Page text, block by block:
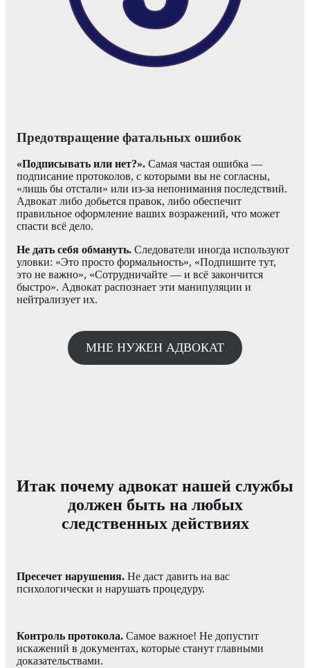
Предотвращение фатальных ошибок
«Подписывать или нет?». Самая частая ошибка —
подписание протоколов, с которыми вы не согласны,
«лишь бы отстали» или из-за непонимания последствий.
Адвокат либо добьется правок, либо обеспечит
правильное оформление ваших возражений, что может
спасти всё дело.
Не дать себя обмануть. Следователи иногда используют
уловки: «Это просто формальность», «Подпишите тут,
это не важно», «Сотрудничайте — и всё закончится
быстро». Адвокат распознает эти манипуляции и
нейтрализует их.
МНЕ НУЖЕН АДВОКАТ
Итак почему адвокат нашей службы
должен быть на любых
следственных действиях
Пресечет нарушения. Не даст давить на вас
психологически и нарушать процедуру.
Контроль протокола. Самое важное! Не допустит
искажений в документах, которые станут главными
доказательствами.